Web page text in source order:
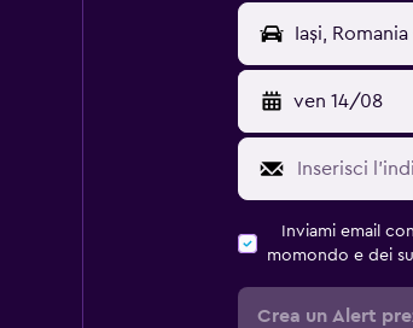
ven 14/08
Inviami email
momondo e dei
Crea un Alert